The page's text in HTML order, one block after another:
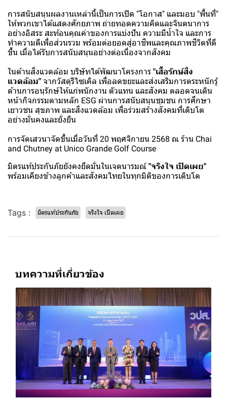
การสนับสนุนผลงานเหล่านี้เป็นการเปิด "โอกาส" และมอบ "พื้นที่"
ให้พวกเขาได้แสดงศักยภาพ ถ่ายทอดความคิดและจินตนาการ
อย่างอิสระ สะท้อนคุณค่าของการแบ่งปัน ความมีน้ำใจ และการ
ทำความดีเพื่อส่วนรวม พร้อมต่อยอดสู่อาชีพและคุณภาพชีวิตที่ดี
ขึ้น เมื่อได้รับการสนับสนุนอย่างต่อเนื่องจากสังคม
ในด้านสิ่งแวดล้อม บริษัทได้พัฒนาโครงการ "เสื้อรักษ์สิ่ง
แวดล้อม" จากวัสดุรีไซเคิล เพื่อลดขยะและส่งเสริมการตระหนักรู้
ด้านการอนุรักษ์ให้แก่พนักงาน ตัวแทน และสังคม ตลอดจนเดิน
หน้ากิจกรรมตามหลัก ESG ผ่านการสนับสนุนชุมชน การศึกษา
เยาวชน สุขภาพ และสิ่งแวดล้อม เพื่อร่วมสร้างสังคมที่เติบโต
อย่างมั่นคงและยั่งยืน
การจัดเสวนาจัดขึ้นเมื่อวันที่ 20 พฤศจิกายน 2568 ณ ร้าน Chai
and Chutney at Unico Grande Golf Course
มิตรแท้ประกันภัยยังคงยึดมั่นในเจตนารมณ์ "จริงใจ เปิดเผย"
พร้อมเคียงข้างลูกค้าและสังคมไทยในทุกมิติของการเติบโต
Tags : มิตรแท้ประกันภัย จริงใจ เปิดเผย
บทความที่เกี่ยวข้อง